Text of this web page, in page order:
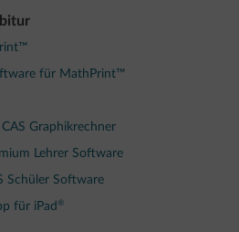
für MathPrint™
Graphikrechner
Lehrer Software
Schüler Software
für iPad ®